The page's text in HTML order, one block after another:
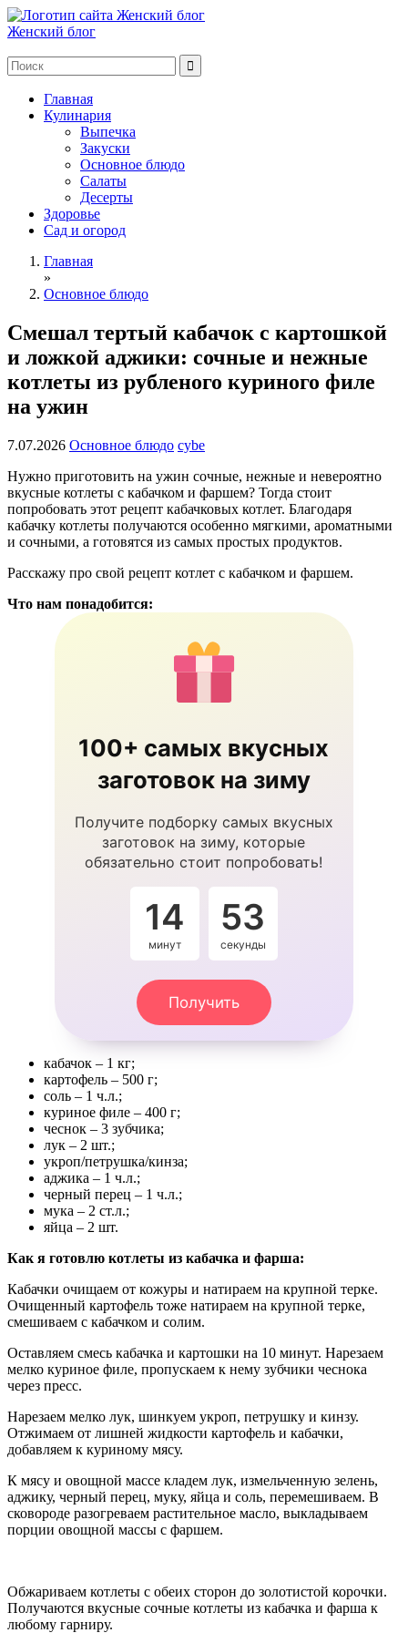
Женский блог
Главная
Кулинария
Выпечка
Закуски
Основное блюдо
Салаты
Десерты
Здоровье
Сад и огород
Главная
»
Основное блюдо
Смешал тертый кабачок с картошкой
и ложкой аджики: сочные и нежные
котлеты из рубленого куриного филе
на ужин
7.07.2026 Основное блюдо cybe
Нужно приготовить на ужин сочные, нежные и невероятно
вкусные котлеты с кабачком и фаршем? Тогда стоит
попробовать этот рецепт кабачковых котлет. Благодаря
кабачку котлеты получаются особенно мягкими, ароматными
и сочными, а готовятся из самых простых продуктов.
Расскажу про свой рецепт котлет с кабачком и фаршем.
Что нам понадобится:
100+ самых вкусных
заготовок на зиму
Получите подборку самых вкусных
заготовок на зиму, которые
обязательно стоит попробовать!
14
минут
53
секунды
Получить
кабачок – 1 кг;
картофель – 500 г;
соль – 1 ч.л.;
куриное филе – 400 г;
чеснок – 3 зубчика;
лук – 2 шт.;
укроп/петрушка/кинза;
аджика – 1 ч.л.;
черный перец – 1 ч.л.;
мука – 2 ст.л.;
яйца – 2 шт.
Как я готовлю котлеты из кабачка и фарша:
Кабачки очищаем от кожуры и натираем на крупной терке.
Очищенный картофель тоже натираем на крупной терке,
смешиваем с кабачком и солим.
Оставляем смесь кабачка и картошки на 10 минут. Нарезаем
мелко куриное филе, пропускаем к нему зубчики чеснока
через пресс.
Нарезаем мелко лук, шинкуем укроп, петрушку и кинзу.
Отжимаем от лишней жидкости картофель и кабачки,
добавляем к куриному мясу.
К мясу и овощной массе кладем лук, измельченную зелень,
аджику, черный перец, муку, яйца и соль, перемешиваем. В
сковороде разогреваем растительное масло, выкладываем
порции овощной массы с фаршем.
Обжариваем котлеты с обеих сторон до золотистой корочки.
Получаются вкусные сочные котлеты из кабачка и фарша к
любому гарниру.